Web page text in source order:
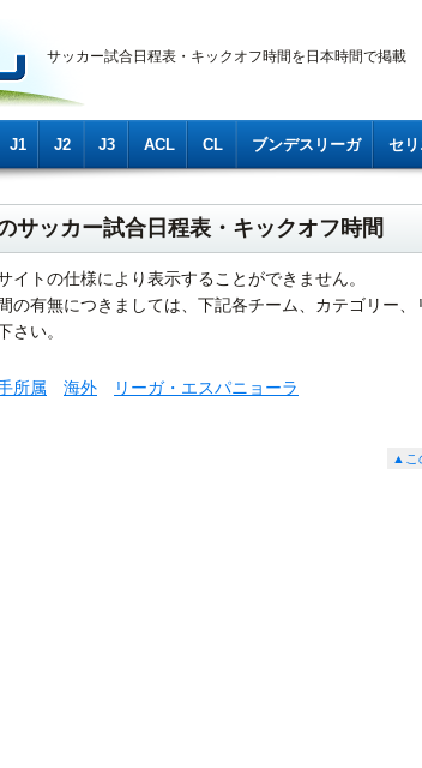
サッカー試合日程表・キックオフ時間を日本時間で掲載
J1 J2 J3 ACL CL ブンデスリーガ セ
サッカー試合日程表・キックオフ時間
イトの仕様により表示することができません。
の有無につきましては、下記各チーム、カテゴリー、
さい。
所属 海外 リーガ・エスパニョーラ
▲こ